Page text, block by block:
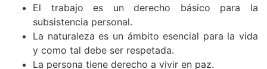
El trabajo es un derecho básico para la
subsistencia personal.
La naturaleza es un ámbito esencial para la vida
y como tal debe ser respetada.
La persona tiene derecho a vivir en paz.